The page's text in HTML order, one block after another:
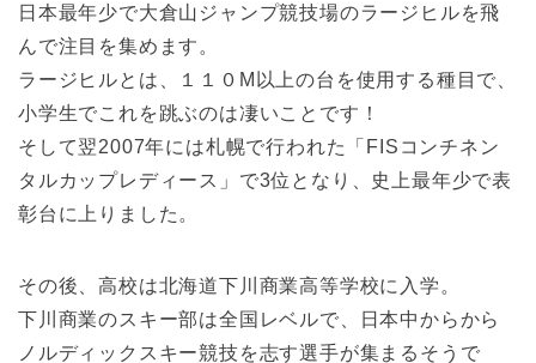
日本最年少で大倉山ジャンプ競技場のラージヒルを飛
んで注目を集めます。
ラージヒルとは、１１０M以上の台を使用する種目で、
小学生でこれを跳ぶのは凄いことです！
そして翌2007年には札幌で行われた「FISコンチネン
タルカップレディース」で3位となり、史上最年少で表
彰台に上りました。
その後、高校は北海道下川商業高等学校に入学。
下川商業のスキー部は全国レベルで、日本中からから
ノルディックスキー競技を志す選手が集まるそうで